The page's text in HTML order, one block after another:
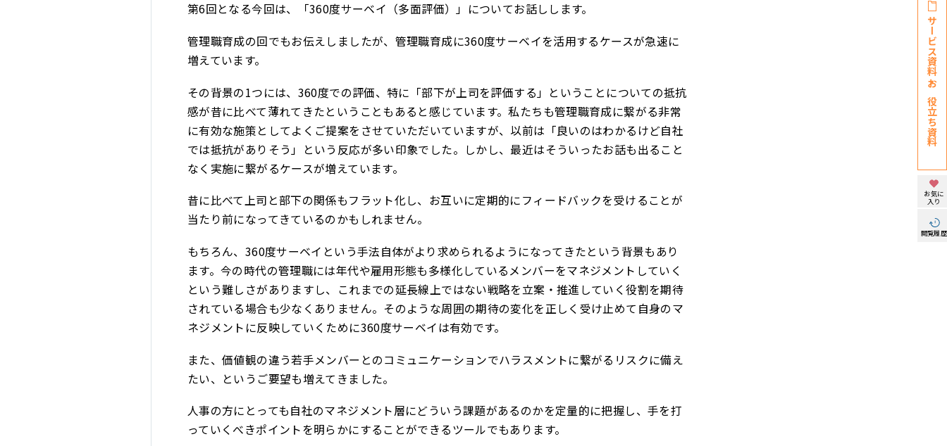
第6回となる今回は、「360度サーベイ（多面評価）」についてお話しします。
管理職育成の回でもお伝えしましたが、管理職育成に360度サーベイを活用するケースが急速に
増えています。
その背景の1つには、360度での評価、特に「部下が上司を評価する」ということについての抵抗
感が昔に比べて薄れてきたということもあると感じています。私たちも管理職育成に繋がる非常
に有効な施策としてよくご提案をさせていただいていますが、以前は「良いのはわかるけど自社
では抵抗がありそう」という反応が多い印象でした。しかし、最近はそういったお話も出ること
なく実施に繋がるケースが増えています。
昔に比べて上司と部下の関係もフラット化し、お互いに定期的にフィードバックを受けることが
当たり前になってきているのかもしれません。
もちろん、360度サーベイという手法自体がより求められるようになってきたという背景もあり
ます。今の時代の管理職には年代や雇用形態も多様化しているメンバーをマネジメントしていく
という難しさがありますし、これまでの延長線上ではない戦略を立案・推進していく役割を期待
されている場合も少なくありません。そのような周囲の期待の変化を正しく受け止めて自身のマ
ネジメントに反映していくために360度サーベイは有効です。
また、価値観の違う若手メンバーとのコミュニケーションでハラスメントに繋がるリスクに備え
たい、というご要望も増えてきました。
人事の方にとっても自社のマネジメント層にどういう課題があるのかを定量的に把握し、手を打
っていくべきポイントを明らかにすることができるツールでもあります。
サービス資料・
お役立ち資料
お気に
入り
閲覧履歴